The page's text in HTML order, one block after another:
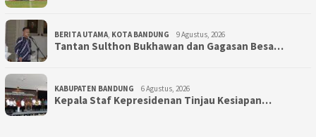
BERITA UTAMA, KOTA BANDUNG 9 Agustus, 2026
Tantan Sulthon Bukhawan dan Gagasan Besa…
KABUPATEN BANDUNG 6 Agustus, 2026
Kepala Staf Kepresidenan Tinjau Kesiapan…